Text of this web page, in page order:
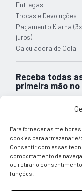
Para fornecer as
cookies para armazenar
Consentir com essas
comportamento de
ou retirar o
funções.
Entregas
Trocas e Devoluções
Pagamento Klarna
juros)
Calculadora de Cola
Receba todas
primeira mão no
Li e tomei
Tratamento de
© 2026 Almácla —